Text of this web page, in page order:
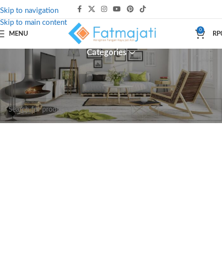
Skip to navigation
Skip to main content
MENU
0
RP
Categories
Produk dengan tag “sofatamu”
Tidak ada produk yang ditemukan sesuai dengan pilihan Anda.